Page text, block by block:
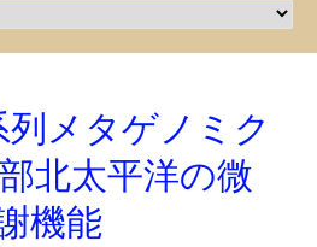
列メタゲノミク
北太平洋の微
機能